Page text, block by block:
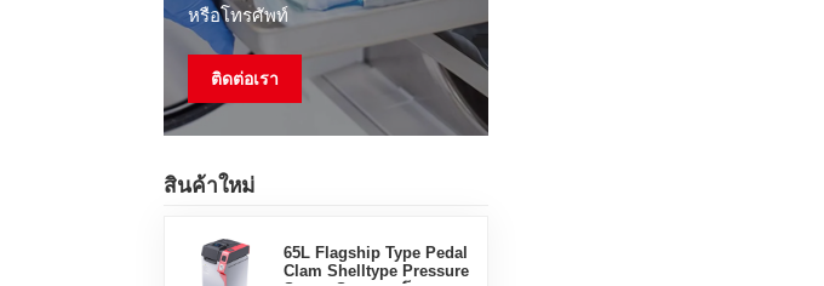
หรือโทรศัพท์
ติดต่อเรา
สินค้าใหม่
65L Flagship Type Pedal
Clam Shelltype Pressure